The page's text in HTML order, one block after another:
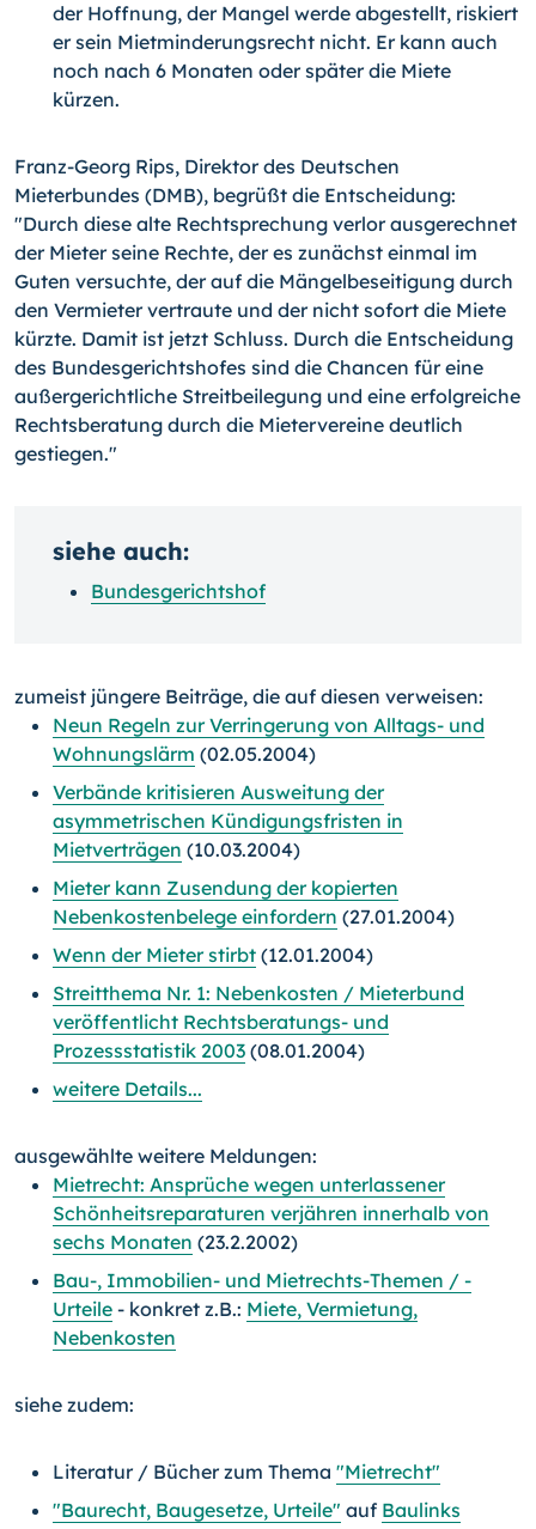
der Hoffnung, der Mangel werde abgestellt, riskiert
er sein Mietminderungsrecht nicht. Er kann auch
noch nach 6 Monaten oder später die Miete
kürzen.
Franz-Georg Rips, Direktor des Deutschen
Mieterbundes (DMB), begrüßt die Entscheidung:
"Durch diese alte Rechtsprechung verlor ausgerechnet
der Mieter seine Rechte, der es zunächst einmal im
Guten versuchte, der auf die Mängelbeseitigung durch
den Vermieter vertraute und der nicht sofort die Miete
kürzte. Damit ist jetzt Schluss. Durch die Entscheidung
des Bundesgerichtshofes sind die Chancen für eine
außergerichtliche Streitbeilegung und eine erfolgreiche
Rechtsberatung durch die Mietervereine deutlich
gestiegen."
siehe auch:
Bundesgerichtshof
zumeist jüngere Beiträge, die auf diesen verweisen:
Neun Regeln zur Verringerung von Alltags- und
Wohnungslärm (02.05.2004)
Verbände kritisieren Ausweitung der
asymmetrischen Kündigungsfristen in
Mietverträgen (10.03.2004)
Mieter kann Zusendung der kopierten
Nebenkostenbelege einfordern (27.01.2004)
Wenn der Mieter stirbt (12.01.2004)
Streitthema Nr. 1: Nebenkosten / Mieterbund
veröffentlicht Rechtsberatungs- und
Prozessstatistik 2003 (08.01.2004)
weitere Details...
ausgewählte weitere Meldungen:
Mietrecht: Ansprüche wegen unterlassener
Schönheitsreparaturen verjähren innerhalb von
sechs Monaten (23.2.2002)
Bau-, Immobilien- und Mietrechts-Themen / -
Urteile - konkret z.B.: Miete, Vermietung,
Nebenkosten
siehe zudem:
Literatur / Bücher zum Thema "Mietrecht"
"Baurecht, Baugesetze, Urteile" auf Baulinks